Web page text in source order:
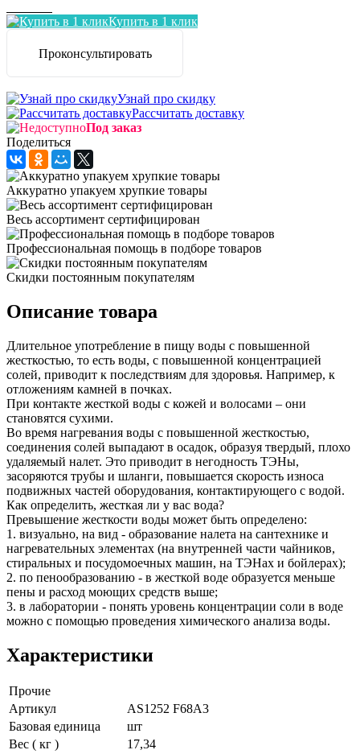
Купить в 1 клик
Проконсультировать
Узнай про скидку
Рассчитать доставку
Под заказ
Поделиться
Аккуратно упакуем хрупкие товары
Весь ассортимент сертифицирован
Профессиональная помощь в подборе товаров
Скидки постоянным покупателям
Описание товара
Длительное употребление в пищу воды с повышенной
жесткостью, то есть воды, с повышенной концентрацией
солей, приводит к последствиям для здоровья. Например, к
отложениям камней в почках.
При контакте жесткой воды с кожей и волосами – они
становятся сухими.
Во время нагревания воды с повышенной жесткостью,
соединения солей выпадают в осадок, образуя твердый, плохо
удаляемый налет. Это приводит в негодность ТЭНы,
засоряются трубы и шланги, повышается скорость износа
подвижных частей оборудования, контактирующего с водой.
Как определить, жесткая ли у вас вода?
Превышение жесткости воды может быть определено:
1. визуально, на вид - образование налета на сантехнике и
нагревательных элементах (на внутренней части чайников,
стиральных и посудомоечных машин, на ТЭНах и бойлерах);
2. по пенообразованию - в жесткой воде образуется меньше
пены и расход моющих средств выше;
3. в лаборатории - понять уровень концентрации соли в воде
можно с помощью проведения химического анализа воды.
Характеристики
Прочие
Артикул
AS1252 F68A3
Базовая единица
шт
Вес ( кг )
17,34